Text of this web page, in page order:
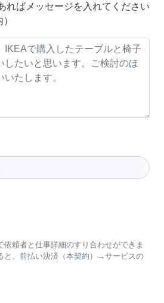
ればメッセージを入れてください
頼者と仕事詳細のすり合わせができま
と、前払い決済（本契約）→サービスの